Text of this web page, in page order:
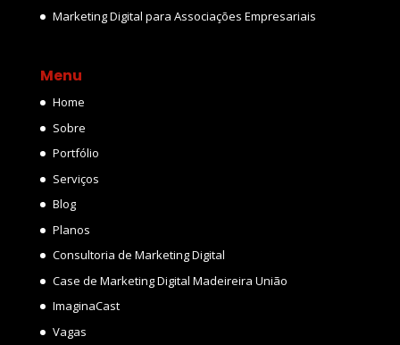
Marketing Digital para Associações Empresariais
Menu
Home
Sobre
Portfólio
Serviços
Blog
Planos
Consultoria de Marketing Digital
Case de Marketing Digital Madeireira União
ImaginaCast
Vagas